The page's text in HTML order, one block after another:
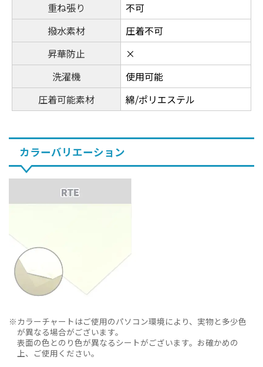
重ね張り
不可
撥水素材
圧着不可
昇華防止
×
洗濯機
使用可能
圧着可能素材
綿/ポリエステル
カラーバリエーション
カラーチャートはご使用のパソコン環境により、実物と多少色
が異なる場合がございます。
表面の色とのり色が異なるシートがございます。お確かめの
上、ご使用ください。